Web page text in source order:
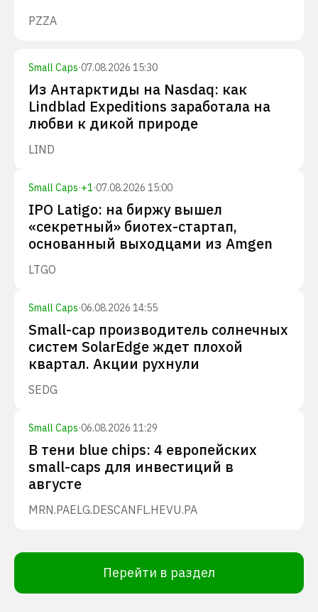
PZZA
Small Caps·07.08.2026 15:30
Из Антарктиды на Nasdaq: как
Lindblad Expeditions заработала на
любви к дикой природе
LIND
Small Caps·+1·07.08.2026 15:00
IPO Latigo: на биржу вышел
«секретный» биотех-стартап,
основанный выходцами из Amgen
LTGO
Small Caps·06.08.2026 14:55
Small-cap производитель солнечных
систем SolarEdge ждет плохой
квартал. Акции рухнули
SEDG
Small Caps·06.08.2026 11:29
В тени blue chips: 4 европейских
small-caps для инвестиций в
августе
MRN.PAELG.DESCANFL.HEVU.PA
Перейти в раздел